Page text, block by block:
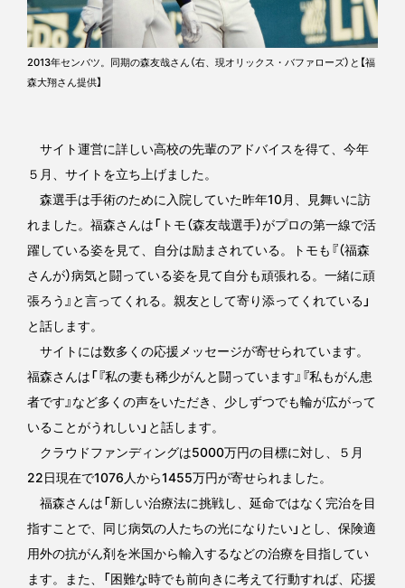
2013年センバツ。同期の森友哉さん（右、現オリックス・バファローズ）と【福
森大翔さん提供】
サイト運営に詳しい高校の先輩のアドバイスを得て、今年
５月、サイトを立ち上げました。
森選手は手術のために入院していた昨年10月、見舞いに訪
れました。福森さんは「トモ（森友哉選手）がプロの第一線で活
躍している姿を見て、自分は励まされている。トモも『（福森
さんが）病気と闘っている姿を見て自分も頑張れる。一緒に頑
張ろう』と言ってくれる。親友として寄り添ってくれている」
と話します。
サイトには数多くの応援メッセージが寄せられています。
福森さんは「『私の妻も稀少がんと闘っています』『私もがん患
者です』など多くの声をいただき、少しずつでも輪が広がって
いることがうれしい」と話します。
クラウドファンディングは5000万円の目標に対し、５月
22日現在で1076人から1455万円が寄せられました。
福森さんは「新しい治療法に挑戦し、延命ではなく完治を目
指すことで、同じ病気の人たちの光になりたい」とし、保険適
用外の抗がん剤を米国から輸入するなどの治療を目指してい
ます。また、「困難な時でも前向きに考えて行動すれば、応援